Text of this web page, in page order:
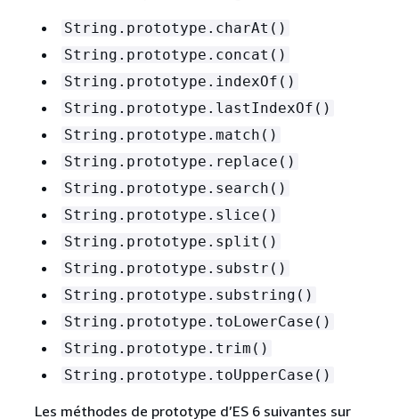
String.prototype.charAt()
String.prototype.concat()
String.prototype.indexOf()
String.prototype.lastIndexOf()
String.prototype.match()
String.prototype.replace()
String.prototype.search()
String.prototype.slice()
String.prototype.split()
String.prototype.substr()
String.prototype.substring()
String.prototype.toLowerCase()
String.prototype.trim()
String.prototype.toUpperCase()
Les méthodes de prototype d’ES 6 suivantes sur